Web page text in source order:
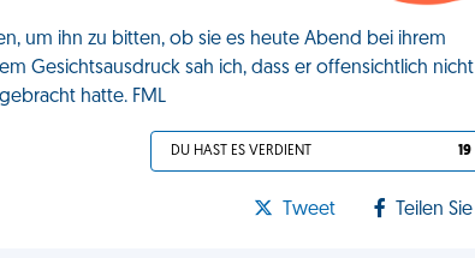
um ihn zu bitten, ob sie es heute Abend bei ihrem
Gesichtsausdruck sah ich, dass er offensichtlich nicht
hatte. FML
DU HAST ES VERDIENT 19
Tweet Teilen Sie